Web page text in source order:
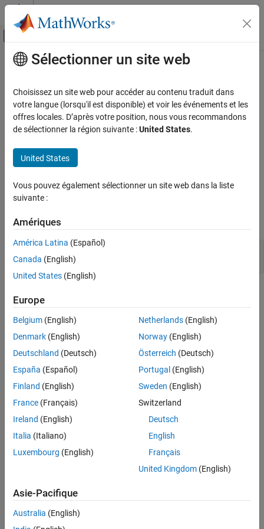
Passer au contenu
Activer/désactiver l'affichage du menu
Accueil de la documentation
Block and Blockset Authoring
Author Block Algorithms
Author Blocks Using MATLAB
Create MATLAB S-Functions
Block and Blockset Authoring
Author Blocks Using MATLAB
Author Blocks Using MATLAB S-Functions
Configure Block Features for MATLAB S-
Functions
ON THIS PAGE
Required
Language
Description
See Also
Version History
Contenu principal
WriteRTW
Generate code generation data for the MATLAB S-function
Required
No
MATLAB
Syntax
s
Instance of Simulink.MSFcnRunTimeBlock
class representing the
Level-2 MATLAB S-Function block.
Description
This function is called when the Simulink ®Coder™
generating themodel
In Level-2 MATLAB S-functions, use the run-time object's
WriteRTWParam method to write custom parameters to the
model .rtw file.
Simulink.MSFcnRunTimeBlock
Version History
Sélectionner un site web
Choisissez un site web pour accéder au contenu traduit dans
votre langue (lorsqu'il est disponible) et voir les événements et les
offres locales. D’après votre position, nous vous recommandons
de sélectionner la région suivante :United States.
United States
Vous pouvez également sélectionner un site web dans la liste
suivante :
Amériques
América Latina (Español)
Canada (English)
United States (English)
Europe
Belgium (English)
Denmark (English)
Deutschland (Deutsch)
España (Español)
Finland (English)
France (Français)
Ireland (English)
Italia (Italiano)
Luxembourg (English)
Netherlands(English)
Norway(English)
Österreich (Deutsch)
Portugal (English)
Sweden (English)
Switzerland
Deutsch
English
Français
United Kingdom(English)
Asie-Pacifique
Australia (English)